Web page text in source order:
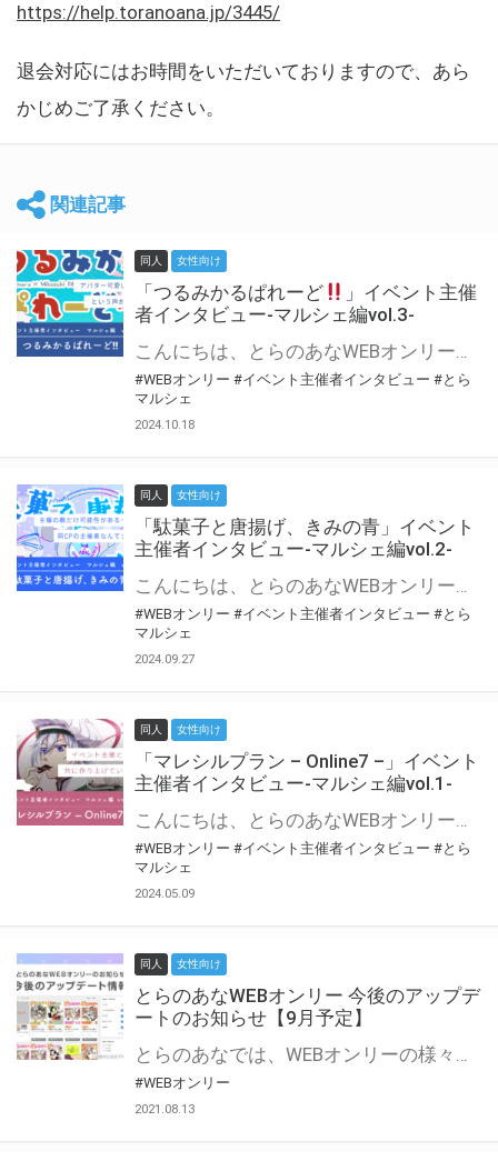
https://help.toranoana.jp/3445/
退会対応にはお時間をいただいておりますので、あら
かじめご了承ください。
関連記事
同人 女性向け
「つるみかるぱれーど
」イベント主催
者インタビュー-マルシェ編vol.3-
こんにちは、とらのあなWEBオンリー運営スタッフです。 新たにお届けする、イベント主催者インタビュー-マルシェ編-は、 とらのあなWEBオンリー「マルシェ」をご利用した主催様に 「マルシェ」を使って開催した感想や心がけをお聞きする企画です。 今回は、WEBオンリー初開催「つるみかるぱれーど
#WEBオンリー #イベント主催者インタビュー #とら
マルシェ
2024.10.18
同人 女性向け
「駄菓子と唐揚げ、きみの青」イベント
主催者インタビュー-マルシェ編vol.2-
こんにちは、とらのあなWEBオンリー運営スタッフです。 新たにお届けする、イベント主催者インタビュー-マルシェ編-は、 とらのあなWEBオンリー「マルシェ」をご利用の主催様に 「マルシェ」を使ってイベントを開催した感想や心がけをお聞きする企画です。 今回は、WEBオンリー初開催「駄菓子と唐揚げ、きみの青」より、 主催のぎこ六屋様にお話を伺いました。 協力：ぎこ六屋様／イベント公式Twitter（@krkgwks） とらのあなWEBオンリー「マルシェ」とは？ WEBオンリーでリアルタイムでコミュニケーションがとれるオンライン会場です。
#WEBオンリー #イベント主催者インタビュー #とら
マルシェ
2024.09.27
同人 女性向け
「マレシルプラン – Online7 –」イベント
主催者インタビュー-マルシェ編vol.1-
こんにちは、とらのあなWEBオンリー運営スタッフです。 新たにお届けする、イベント主催者インタビュー-マルシェ編-は、 とらのあなWEBオンリー「マルシェ」をご利用した主催様に 「マルシェ」を使って開催した感想や心がけをお聞きする企画です。 今回は、WEBオンリー開催7回目迎えた「マレシルプラン – Online7 –」より、 主催の玉川うた様にお話を伺いました。 ▼マレシルプランのインタビュー前回記事 「イベント主催者インタビュー vol.6」はこちら 協力：玉川うた様（マレシルプラン実行委員会 代表）／イベント公式Twitter（@mallesil_plan） とらのあなWEBオンリー「マルシェ」とは？ WEBオンリーでリアルタイムでコミュニケーションがとれるオンライン会場です。
#WEBオンリー #イベント主催者インタビュー #とら
マルシェ
2024.05.09
同人 女性向け
とらのあなWEBオンリー 今後のアップデ
ートのお知らせ【9月予定】
とらのあなでは、WEBオンリーの様々な支援を実施しています。 今回は2021年9月に実装を予定しているアップデート情報についてご紹介いたします。 とらのあなWEBオンリーサイトはこちら
#WEBオンリー
2021.08.13